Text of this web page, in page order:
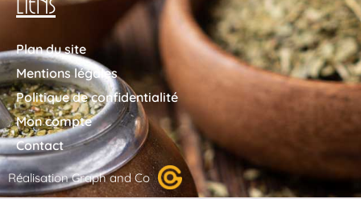
LIENS
Plan du site
Mentions légales
Politique de confidentialité
Mon compte
Contact
Réalisation Graph and Co